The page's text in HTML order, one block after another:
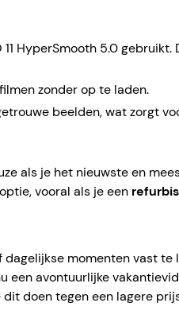
11 HyperSmooth 5.0
zonder op te laden.
beelden, wat zorgt
als je het nieuwste en
vooral als je een
momenten vast te
avontuurlijke
dit doen tegen een lagere